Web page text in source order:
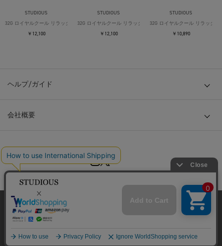
STUDIOUS
32G ロイヤルクール リラックスTシャツ
￥12,100
STUDIOUS
32G ロイヤルクール リラックスTシャツ
￥12,100
STUDIOUS
32G ロイヤルクール リラックス
￥10,890
ヘルプ/ガイド
会社概要
© TOKYO BASE CO., LTD
当サイトはクッキー(cookie)を使用します。クッキーはサイト内
の一部の機能および、サイトの使用状況の分析からマーケティ
ング活動に利用することを目的としています。
プライバシーポリシーはこちら